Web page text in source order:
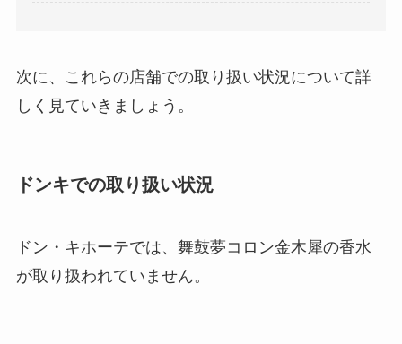
次に、これらの店舗での取り扱い状況について詳
しく見ていきましょう。
ドンキでの取り扱い状況
ドン・キホーテでは、舞鼓夢コロン金木犀の香水
が取り扱われていません。